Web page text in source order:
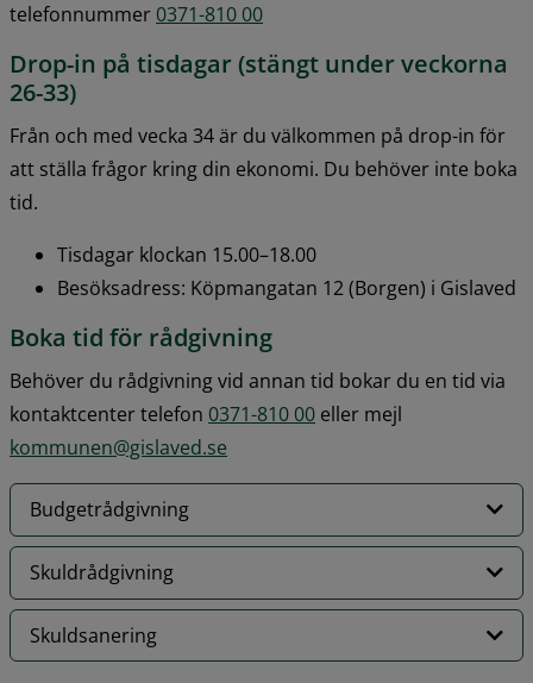
telefonnummer 0371-810 00
Drop-in på tisdagar (stängt under veckorna
26-33)
Från och med vecka 34 är du välkommen på drop-in för
att ställa frågor kring din ekonomi. Du behöver inte boka
tid.
Tisdagar klockan 15.00–18.00
Besöksadress: Köpmangatan 12 (Borgen) i Gislaved
Boka tid för rådgivning
Behöver du rådgivning vid annan tid bokar du en tid via
kontaktcenter telefon 0371-810 00
kommunen@gislaved.se
Budgetrådgivning
Skuldrådgivning
Skuldsanering